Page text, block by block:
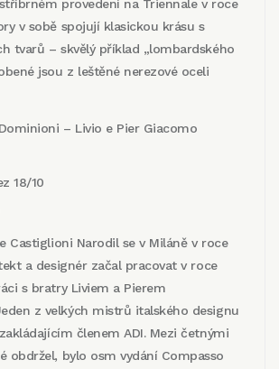
provedení na Triennale v roce
v sobě spojují klasickou krásu s
tvarů – skvělý příklad „lombardského
jsou z leštěné nerezové oceli
– Livio e Pier Giacomo
18/10
Castiglioni Narodil se v Miláně v roce
a designér začal pracovat v roce
s bratry Liviem a Pierem
z velkých mistrů italského designu
členem ADI. Mezi četnými
obdržel, bylo osm vydání Compasso